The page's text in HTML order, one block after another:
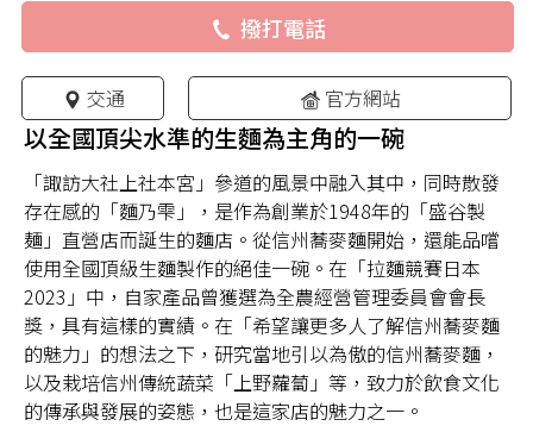
撥打電話
交通 官方網站
以全國頂尖水準的生麵為主角的一碗
「諏訪大社上社本宮」參道的風景中融入其中，同時散發
存在感的「麵乃雫」，是作為創業於1948年的「盛谷製
麺」直營店而誕生的麵店。從信州蕎麥麵開始，還能品嚐
使用全國頂級生麵製作的絕佳一碗。在「拉麵競賽日本
2023」中，自家產品曾獲選為全農經營管理委員會會長
獎，具有這樣的實績。在「希望讓更多人了解信州蕎麥麵
的魅力」的想法之下，研究當地引以為傲的信州蕎麥麵，
以及栽培信州傳統蔬菜「上野蘿蔔」等，致力於飲食文化
的傳承與發展的姿態，也是這家店的魅力之一。